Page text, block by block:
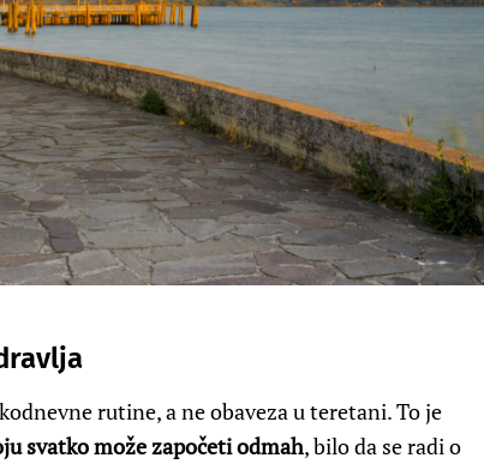
rutine, a ne obaveza u teretani. To je
svatko može započeti odmah, bilo da se radi o